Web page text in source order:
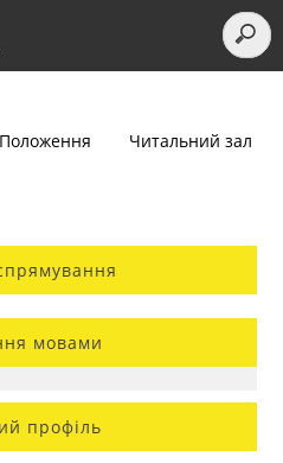
Положення Читальний зал
мовами
профіль